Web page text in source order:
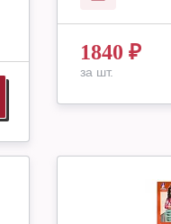
1840 ₽
за шт.